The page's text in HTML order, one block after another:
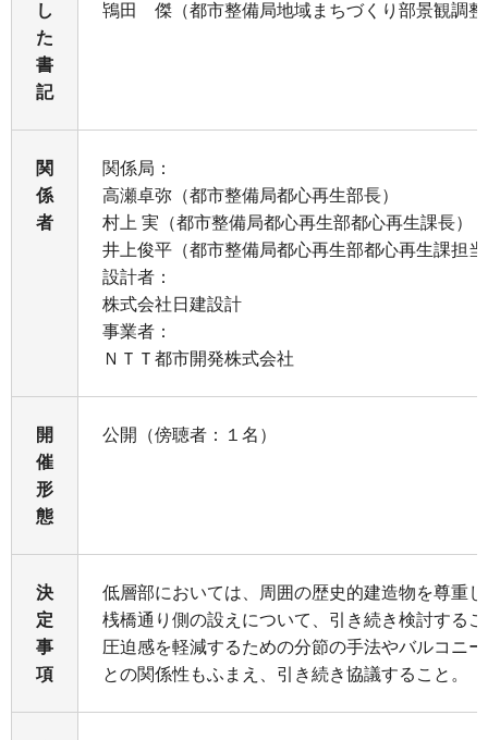
し
た
書
記
鴇田 傑（都市整備局地域まちづくり部景観調
関
係
者
関係局：
高瀬卓弥（都市整備局都心再生部長）
村上 実（都市整備局都心再生部都心再生課長）
井上俊平（都市整備局都心再生部都心再生課担
設計者：
株式会社日建設計
事業者：
ＮＴＴ都市開発株式会社
開
催
形
態
公開（傍聴者：１名）
決
定
事
項
低層部においては、周囲の歴史的建造物を尊重
桟橋通り側の設えについて、引き続き検討する
圧迫感を軽減するための分節の手法やバルコニ
との関係性もふまえ、引き続き協議すること。